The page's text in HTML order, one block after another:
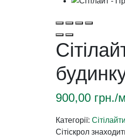
900,00 грн./
Категорії: Сітілайти
Сітіскрол